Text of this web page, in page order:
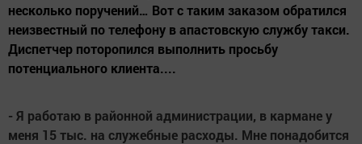
несколько поручений… Вот с таким заказом обратился
неизвестный по телефону в апастовскую службу такси.
Диспетчер поторопился выполнить просьбу
потенциального клиента....
- Я работаю в районной администрации, в кармане у
меня 15 тыс. на служебные расходы. Мне понадобится